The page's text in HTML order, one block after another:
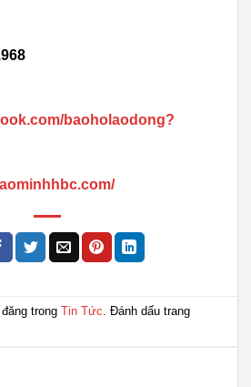
baoholaodong?
trongTin Tức. Đánh dấu trang